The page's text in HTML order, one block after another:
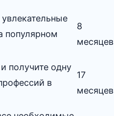
популярном
8
месяцев
получите одну
в
17
месяцев